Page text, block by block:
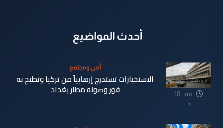
أحدث المواضيع
منذ 18
ساعة
أمن ومجتمع
الاستخبارات تستدرج إرهابياً من تركيا وتطيح به
فور وصوله مطار بغداد